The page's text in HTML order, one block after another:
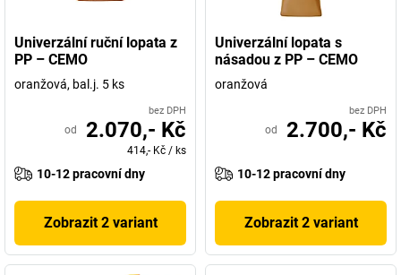
Univerzální ruční lopata z
PP – CEMO
oranžová, bal.j. 5 ks
bez DPH
od 2.070,- Kč
414,- Kč / ks
10-12 pracovní dny
Zobrazit 2 variant
Univerzální lopata s
násadou z PP – CEMO
oranžová
bez DPH
od 2.700,- Kč
10-12 pracovní dny
Zobrazit 2 variant